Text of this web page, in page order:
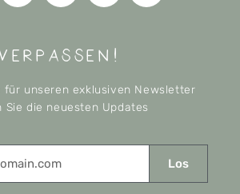
für unseren exklusiven Newsletter
Sie die neuesten Updates
Los